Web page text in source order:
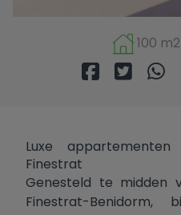
100 m2
Luxe
Finestrat
Genesteld te midden
Finestrat-Benidorm,